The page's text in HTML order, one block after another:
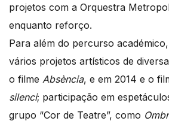
projetos com a Orquestra
enquanto reforço.
Para além do percurso
vários projetos artísticos de
o filme Absència, e em 2014 e o
silenci; participação em
grupo “Cor de Teatre”, como